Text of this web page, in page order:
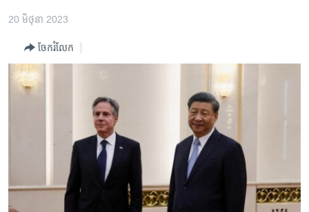
ទំព័រ​
រំលង​
សម្ព័ន្ធ​
ហេឡូវីអូអេ
កម្ពុជាច្នៃប្រតិដ្ឋ
ព្រឹត្តិការណ៍ព័ត៌មាន
Khmer English
20 មិថុនា 2023
ចែករំលែក